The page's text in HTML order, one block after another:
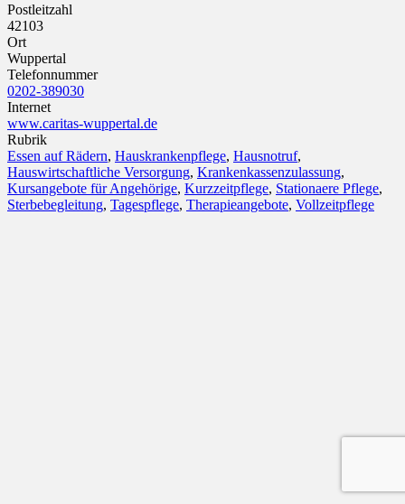
Postleitzahl
42103
Ort
Wuppertal
Telefonnummer
0202-389030
Internet
www.caritas-wuppertal.de
Rubrik
Essen auf Rädern, Hauskrankenpflege, Hausnotruf,
Hauswirtschaftliche Versorgung, Krankenkassenzulassung,
Kursangebote für Angehörige, Kurzzeitpflege, Stationaere Pflege,
Sterbebegleitung, Tagespflege, Therapieangebote, Vollzeitpflege